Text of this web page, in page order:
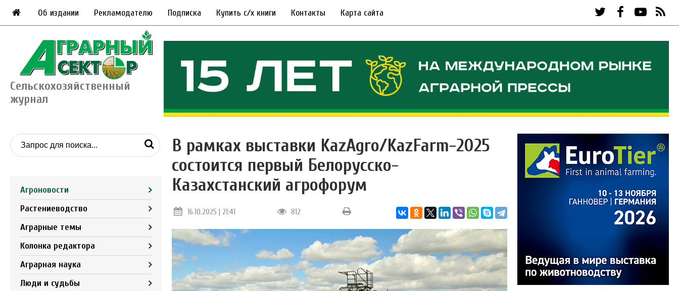
Об издании Рекламодателю Подписка Купить с/х книги Контакты Карта сайта
Сельскохозяйственный
журнал
Агроновости
Растениеводство
Аграрные темы
Колонка редактора
Аграрная наука
Люди и судьбы
В рамках выставки KazAgro/KazFarm-2025
состоится первый Белорусско-
Казахстанский агрофорум
16.10.2025 | 21:41 812